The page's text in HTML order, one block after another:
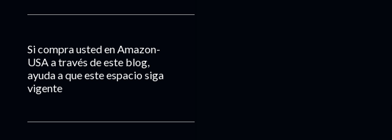
Si compra usted en Amazon-
USA a través de este blog,
ayuda a que este espacio siga
vigente